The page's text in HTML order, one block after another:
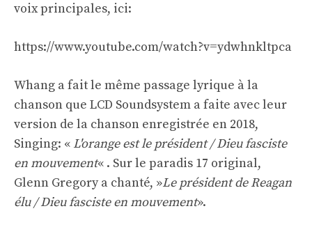
voix principales, ici:
https://www.youtube.com/watch?v=ydwhnkltpca
Whang a fait le même passage lyrique à la
chanson que LCD Soundsystem a faite avec leur
version de la chanson enregistrée en 2018,
Singing: « L'orange est le président / Dieu fasciste
en mouvement« . Sur le paradis 17 original,
Glenn Gregory a chanté, »Le président de Reagan
élu / Dieu fasciste en mouvement».